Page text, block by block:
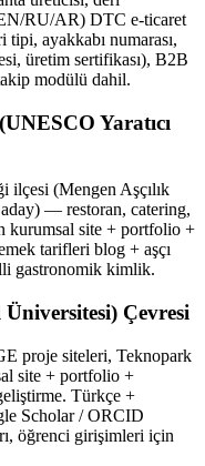
RU/AR) DTC e-ticaret
ayakkabı numarası,
üretim sertifikası), B2B
modülü dahil.
Yaratıcı
(Mengen Aşçılık
— restoran, catering,
kurumsal site + portfolio +
tarifleri blog + aşçı
gastronomik kimlik.
Çevresi
proje siteleri, Teknopark
site + portfolio +
Türkçe +
Scholar / ORCID
öğrenci girişimleri için